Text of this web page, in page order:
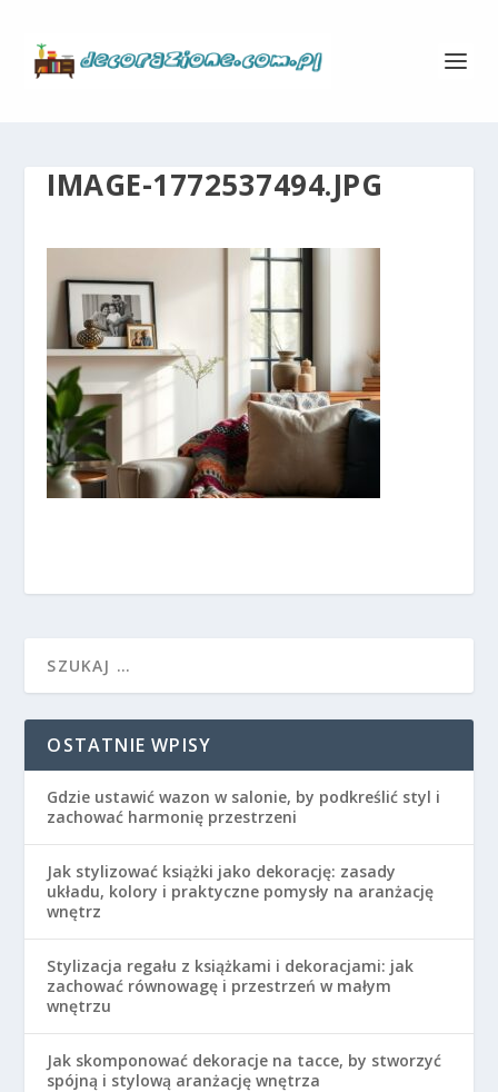
IMAGE-1772537494.JPG
OSTATNIE WPISY
Gdzie ustawić wazon w salonie, by podkreślić styl i
zachować harmonię przestrzeni
Jak stylizować książki jako dekorację: zasady
układu, kolory i praktyczne pomysły na aranżację
wnętrz
Stylizacja regału z książkami i dekoracjami: jak
zachować równowagę i przestrzeń w małym
wnętrzu
Jak skomponować dekoracje na tacce, by stworzyć
spójną i stylową aranżację wnętrza